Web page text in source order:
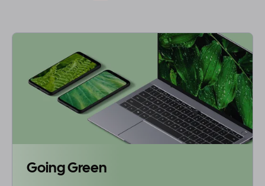
Going Green